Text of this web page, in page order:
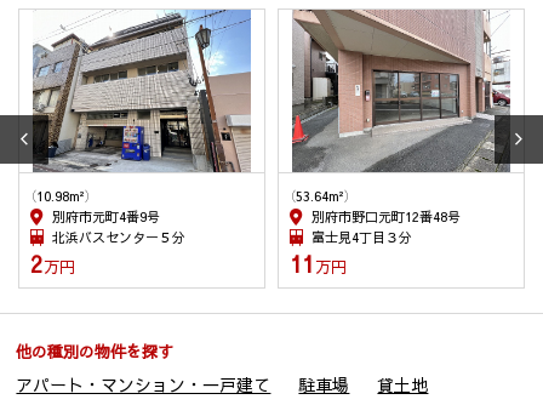
(5) 情報、サービスの提供については、ご本人からの申し出が
ありましたら、利用を停止致します。
(6) 個人情報保護のため、当社が以前から保有しています個人
情報の利用にあたっては、本人の同意を得たうえでご利用
させて頂きます。
(7) 防犯のための監視カメラの画像
(8) 名刺交換などで取得した取引先様の個人情報は、業務連
絡・業務依頼・業務に関連する情報提供のために使用しま
す。
(9) 入社希望者の個人情報は入社希望者への情報提供、連絡・
採用業務管理のため、入社後は従業員の人事管理の目的の
のため利用します。
（10.98m²）
別府市元町4番9号
北浜バスセンター５分
2万円
（53.64m²）
別府市野口元町12番48号
富士見4丁目３分
11 万円
他の種別の物件を探す
アパート・マンション・一戸建て 駐車場
貸土地